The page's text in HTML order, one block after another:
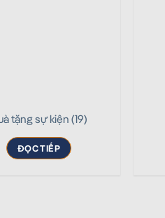
tặng sự kiện (19)
ĐỌC TIẾP